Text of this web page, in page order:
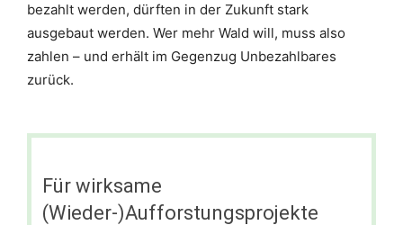
bezahlt werden, dürften in der Zukunft stark
ausgebaut werden. Wer mehr Wald will, muss also
zahlen – und erhält im Gegenzug Unbezahlbares
zurück.
Für wirksame
(Wieder-)Aufforstungsprojekte